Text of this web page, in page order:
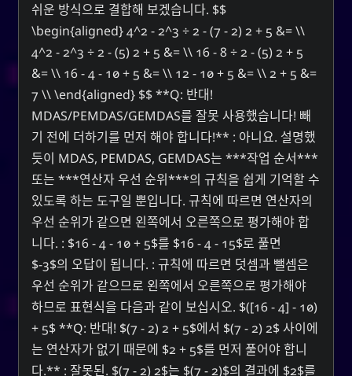
쉬운 방식으로 결합해 보겠습니다. $$
\begin{aligned} 4^2 - 2^3 ÷ 2 - (7 - 2) 2 + 5 &= \\
4^2 - 2^3 ÷ 2 - (5) 2 + 5 &= \\ 16 - 8 ÷ 2 - (5) 2 + 5
&= \\ 16 - 4 - 10 + 5 &= \\ 12 - 10 + 5 &= \\ 2 + 5 &=
7 \\ \end{aligned} $$ **Q: 반대!
MDAS/PEMDAS/GEMDAS를 잘못 사용했습니다! 빼
기 전에 더하기를 먼저 해야 합니다!** : 아니요. 설명했
듯이 MDAS, PEMDAS, GEMDAS는 ***작업 순서***
또는 ***연산자 우선 순위***의 규칙을 쉽게 기억할 수
있도록 하는 도구일 뿐입니다. 규칙에 따르면 연산자의
우선 순위가 같으면 왼쪽에서 오른쪽으로 평가해야 합
니다. : $16 - 4 - 10 + 5$를 $16 - 4 - 15$로 풀면
$-3$의 오답이 됩니다. : 규칙에 따르면 덧셈과 뺄셈은
우선 순위가 같으므로 왼쪽에서 오른쪽으로 평가해야
하므로 표현식을 다음과 같이 보십시오. $([16 - 4] - 10)
+ 5$ **Q: 반대! $(7 - 2) 2 + 5$에서 $(7 - 2) 2$ 사이에
는 연산자가 없기 때문에 $2 + 5$를 먼저 풀어야 합니
다.** : 잘못된. $(7 - 2) 2$는 $(7 - 2)$의 결과에 $2$를